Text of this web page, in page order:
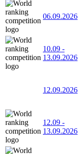
06.09.2026
10.09 -
13.09.2026
12.09.2026
12.09 -
13.09.2026